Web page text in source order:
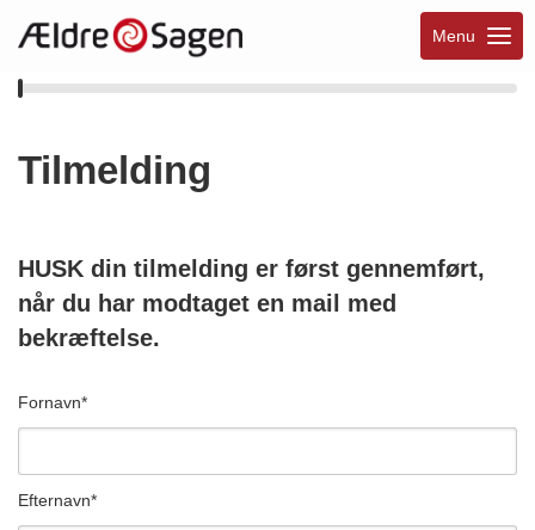
Menu
Tilmelding
HUSK din tilmelding er først gennemført,
når du har modtaget en mail med
bekræftelse.
Fornavn*
Efternavn*